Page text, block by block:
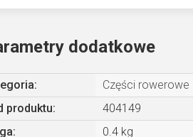
dodatkowe
:
Części rowerowe
produktu:
404149
:
0.4 kg